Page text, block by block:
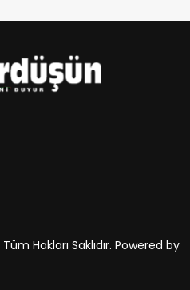
Hakları Saklıdır. Powered by